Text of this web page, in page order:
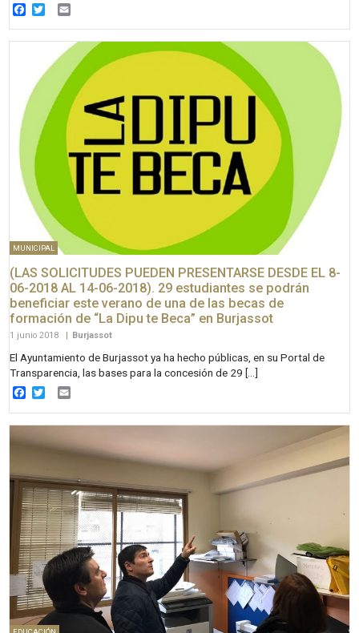
Facebook
Twitter
MUNICIPAL
(LAS SOLICITUDES PUEDEN PRESENTARSE DESDE EL 8-
06-2018 AL 14-06-2018). 29 estudiantes se podrán
beneficiar este verano de una de las becas de
formación de “La Dipu te Beca” en Burjassot
1 junio 2018 | Burjassot
El Ayuntamiento de Burjassot ya ha hecho públicas, en su Portal de
Transparencia, las bases para la concesión de 29 […]
Facebook
Twitter